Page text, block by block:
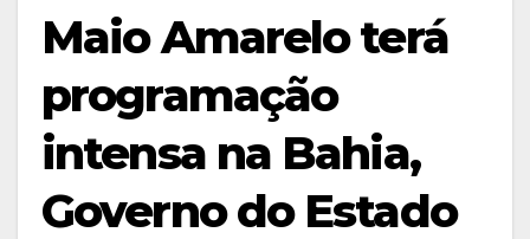
Maio Amarelo terá
programação
intensa na Bahia,
Governo do Estado